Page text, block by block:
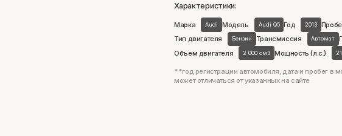
Характеристики:
Марка Audi Модель Audi Q5 Год 2013
Тип двигателя Бензин Трансмиссия Автомат
Объем двигателя 2 000 см3 Мощность (л.с.)
**год регистрации автомобиля, дата и пробег в
может отличаться от указанных на сайте